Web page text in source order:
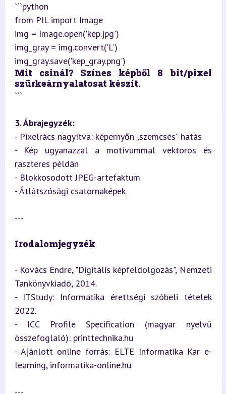
```python
from PIL import Image
img = Image.open('kep.jpg')
img_gray = img.convert('L')
Mit csinál? Színes képből 8 bit/pixel
szürkeárnyalatosat készít.
```
3. Ábrajegyzék:
- Pixelrács nagyítva: képernyőn „szemcsés” hatás
- Kép ugyanazzal a motívummal vektoros és
raszteres példán
- Blokkosodott JPEG-artefaktum
- Átlátszósági csatornaképek
---
Irodalomjegyzék
- Kovács Endre, "Digitális képfeldolgozás", Nemzeti
Tankönyvkiadó, 2014.
- ITStudy: Informatika érettségi szóbeli tételek
2022.
- ICC Profile Specification (magyar nyelvű
összefoglaló): printtechnika.hu
- Ajánlott online forrás: ELTE Informatika Kar e-
learning, informatika-online.hu